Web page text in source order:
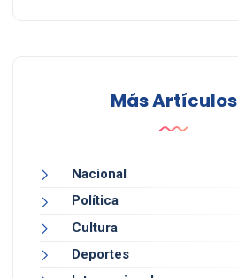
Más Artículos
Nacional
Política
Cultura
Deportes